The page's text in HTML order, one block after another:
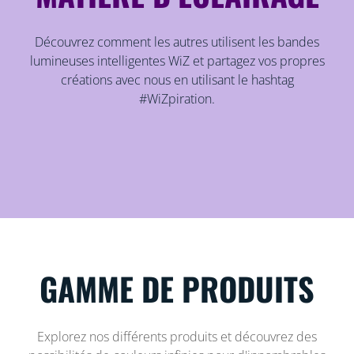
Découvrez comment les autres utilisent les bandes
lumineuses intelligentes WiZ et partagez vos propres
créations avec nous en utilisant le hashtag
#WiZpiration.
GAMME DE PRODUITS
Explorez nos différents produits et découvrez des